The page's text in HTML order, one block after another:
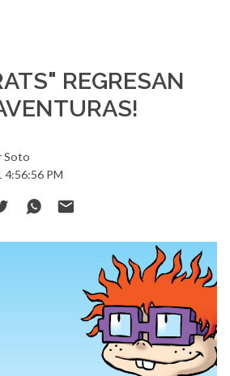
REGRESAN
Soto
4:56:56 PM